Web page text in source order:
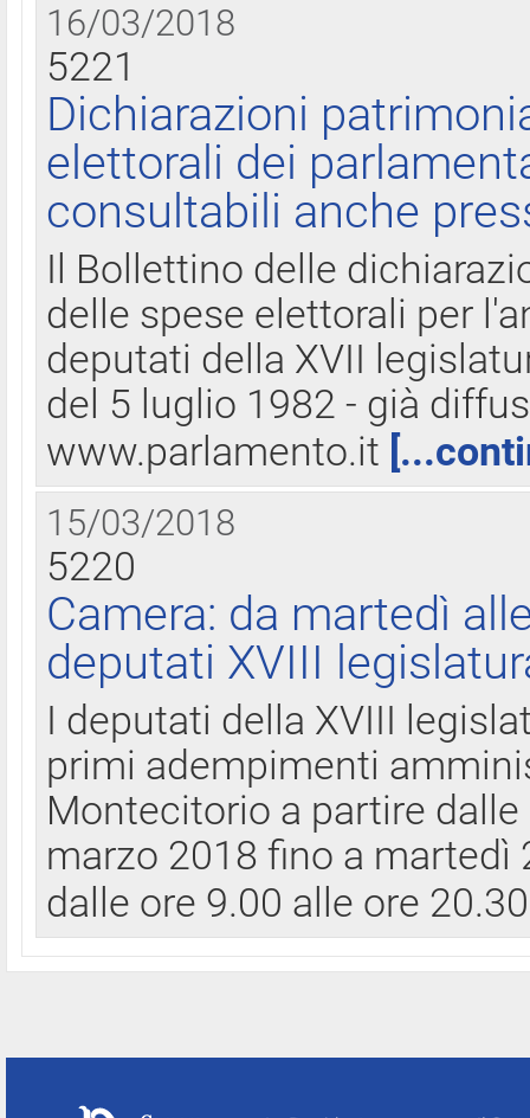
16/03/2018
5221
Dichiarazioni
elettorali dei
consultabili anche
Il Bollettino delle
delle spese elettorali per
deputati della XVII
del 5 luglio 1982 - già
www.parlamento.it
15/03/2018
5220
Camera: da martedì
deputati XVIII
I deputati della XVIII
primi adempimenti
Montecitorio a partire
marzo 2018 fino a
dalle ore 9.00 alle ore